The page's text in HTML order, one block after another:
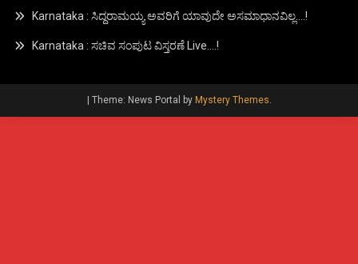
Karnataka : ಸಿದ್ದರಾಮಯ್ಯ ಅವರಿಗೆ ಯಾವುದೇ ಅಸಮಾಧಾನವಿಲ್ಲ….!
Karnataka : ಸಚಿವ ಸಂಪುಟ ವಿಸ್ತರಣೆ Live….!
Theme: News Portal by Mystery Themes.